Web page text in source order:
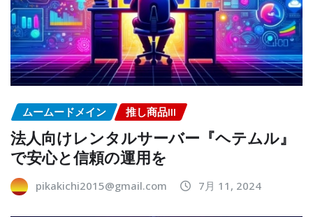
ムームードメイン 推し商品III
法人向けレンタルサーバー『ヘテムル』
で安心と信頼の運用を
pikakichi2015@gmail.com 7月 11, 2024